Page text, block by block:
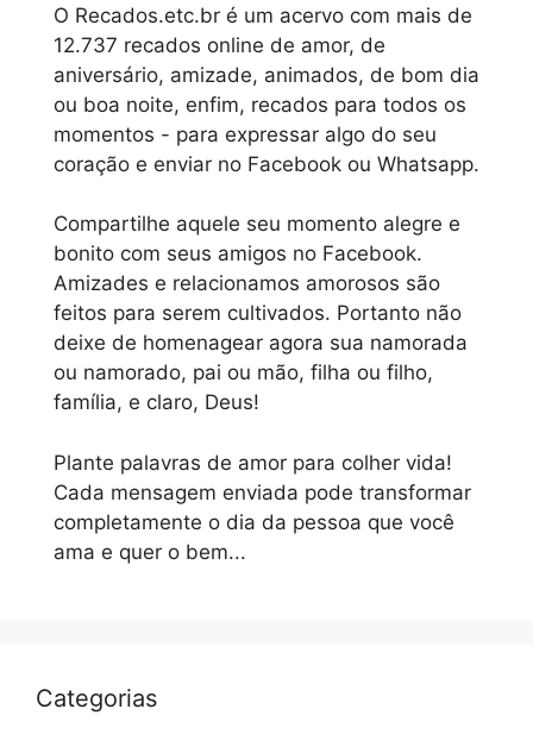
O Recados.etc.br é um acervo com mais de
12.737 recados online de amor, de
aniversário, amizade, animados, de bom dia
ou boa noite, enfim, recados para todos os
momentos - para expressar algo do seu
coração e enviar no Facebook ou Whatsapp.
Compartilhe aquele seu momento alegre e
bonito com seus amigos no Facebook.
Amizades e relacionamos amorosos são
feitos para serem cultivados. Portanto não
deixe de homenagear agora sua namorada
ou namorado, pai ou mão, filha ou filho,
família, e claro, Deus!
Plante palavras de amor para colher vida!
Cada mensagem enviada pode transformar
completamente o dia da pessoa que você
ama e quer o bem...
Categorias